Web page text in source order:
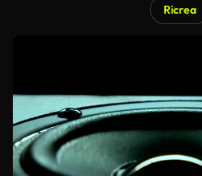
Ricrea